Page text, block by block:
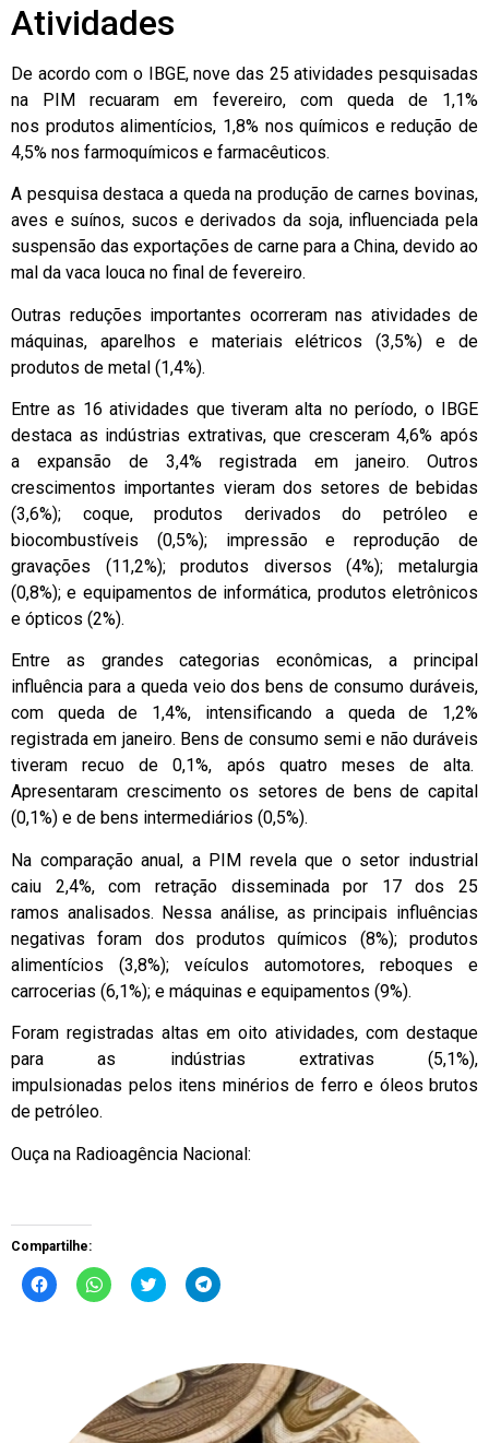
Atividades
De acordo com o IBGE, nove das 25 atividades pesquisadas
na PIM recuaram em fevereiro, com queda de 1,1%
nos produtos alimentícios, 1,8% nos químicos e redução de
4,5% nos farmoquímicos e farmacêuticos.
A pesquisa destaca a queda na produção de carnes bovinas,
aves e suínos, sucos e derivados da soja, influenciada pela
suspensão das exportações de carne para a China, devido ao
mal da vaca louca no final de fevereiro.
Outras reduções importantes ocorreram nas atividades de
máquinas, aparelhos e materiais elétricos (3,5%) e de
produtos de metal (1,4%).
Entre as 16 atividades que tiveram alta no período, o IBGE
destaca as indústrias extrativas, que cresceram 4,6% após
a expansão de 3,4% registrada em janeiro. Outros
crescimentos importantes vieram dos setores de bebidas
(3,6%); coque, produtos derivados do petróleo e
biocombustíveis (0,5%); impressão e reprodução de
gravações (11,2%); produtos diversos (4%); metalurgia
(0,8%); e equipamentos de informática, produtos eletrônicos
e ópticos (2%).
Entre as grandes categorias econômicas, a principal
influência para a queda veio dos bens de consumo duráveis,
com queda de 1,4%, intensificando a queda de 1,2%
registrada em janeiro. Bens de consumo semi e não duráveis
tiveram recuo de 0,1%, após quatro meses de alta.
Apresentaram crescimento os setores de bens de capital
(0,1%) e de bens intermediários (0,5%).
Na comparação anual, a PIM revela que o setor industrial
caiu 2,4%, com retração disseminada por 17 dos 25
ramos analisados. Nessa análise, as principais influências
negativas foram dos produtos químicos (8%); produtos
alimentícios (3,8%); veículos automotores, reboques e
carrocerias (6,1%); e máquinas e equipamentos (9%).
Foram registradas altas em oito atividades, com destaque
para as indústrias extrativas (5,1%),
impulsionadas pelos itens minérios de ferro e óleos brutos
de petróleo.
Ouça na Radioagência Nacional:
Compartilhe:
Clique
para
Clique
para
janela)
Clique
para
nova
janela)
Clique
para
nova
janela)